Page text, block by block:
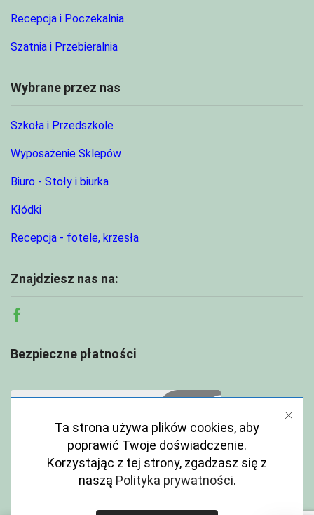
Recepcja i Poczekalnia
Szatnia i Przebieralnia
Wybrane przez nas
Szkoła i Przedszkole
Wyposażenie Sklepów
Biuro - Stoły i biurka
Kłódki
Recepcja - fotele, krzesła
Znajdziesz nas na:
Facebook
Bezpieczne płatności
Ta strona używa plików cookies, aby
poprawić Twoje doświadczenie.
Korzystając z tej strony, zgadzasz się z
naszą Polityka prywatności.